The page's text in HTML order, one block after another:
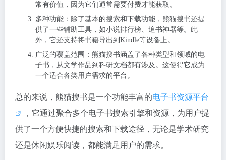
常有价值，因为它们通常需要付费才能获取。
多种功能：除了基本的搜索和下载功能，熊猫搜书还提
供了一些辅助工具，如小说排行榜、追书神器等。此
外，它还支持将书籍导出到Kindle等设备上。
广泛的覆盖范围：熊猫搜书涵盖了各种类型和领域的电
子书，从文学作品到科研文档都有涉及。这使得它成为
一个适合各类用户需求的平台。
总的来说，熊猫搜书是一个功能丰富的电子书资源平台
，它通过聚合多个电子书搜索引擎和资源，为用户提
供了一个方便快捷的搜索和下载途径，无论是学术研究
还是休闲娱乐阅读，都能满足用户的需求。